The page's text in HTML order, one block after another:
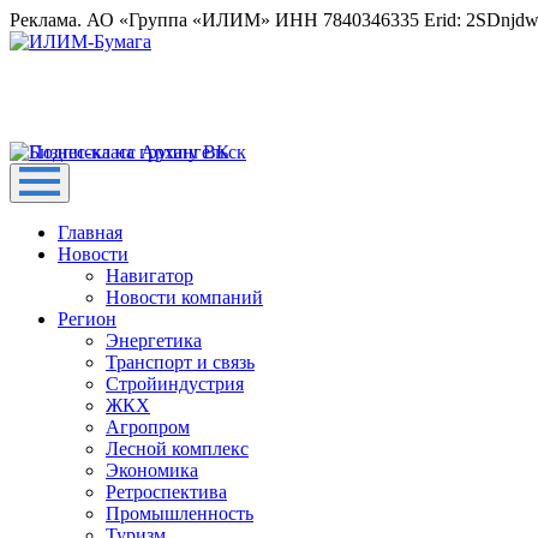
Реклама. АО «Группа «ИЛИМ» ИНН 7840346335 Erid:
Главная
Новости
Навигатор
Новости компаний
Регион
Энергетика
Транспорт и связь
Стройиндустрия
ЖКХ
Агропром
Лесной комплекс
Экономика
Ретроспектива
Промышленность